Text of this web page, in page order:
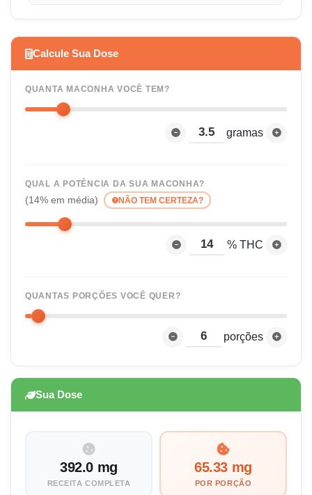
Calcule Sua Dose
QUANTA MACONHA VOCÊ TEM?
gramas
QUAL A POTÊNCIA DA SUA MACONHA?
(14% em média) NÃO TEM CERTEZA?
% THC
QUANTAS PORÇÕES VOCÊ QUER?
porções
Sua Dose
392.0 mg
RECEITA COMPLETA
65.33 mg
POR PORÇÃO